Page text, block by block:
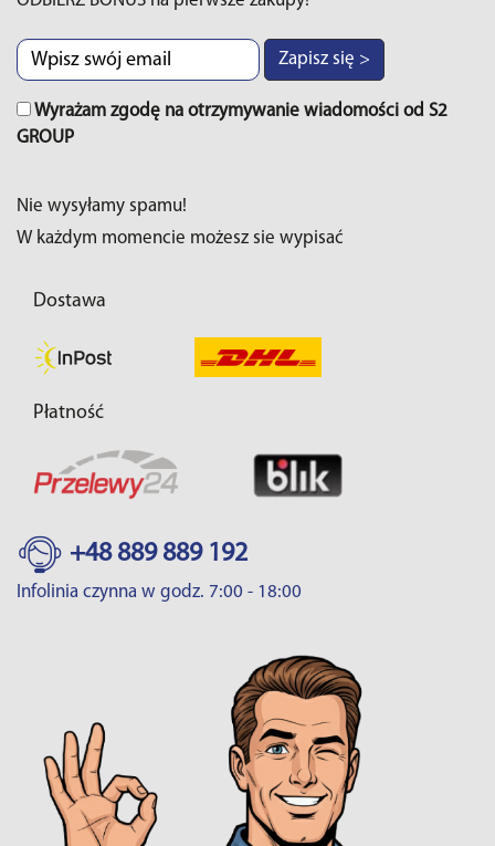
Zapisz się >
Wyrażam zgodę na otrzymywanie wiadomości od S2
GROUP
Nie wysyłamy spamu!
W każdym momencie możesz sie wypisać
Dostawa
Płatność
+48 889 889 192
Infolinia czynna w godz. 7:00 - 18:00